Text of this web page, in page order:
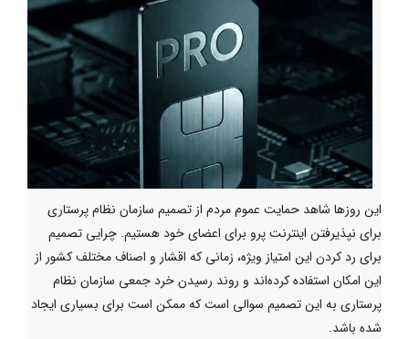
این روزها شاهد حمایت عموم مردم از تصمیم سازمان نظام پرستاری
برای نپذیرفتن اینترنت پرو برای اعضای خود هستیم. چرایی تصمیم
برای رد کردن این امتیاز ویژه، زمانی که اقشار و اصناف مختلف کشور از
این امکان استفاده کرده‌اند و روند رسیدن خرد جمعی سازمان نظام
پرستاری به این تصمیم سوالی است که ممکن است برای بسیاری ایجاد
شده باشد.